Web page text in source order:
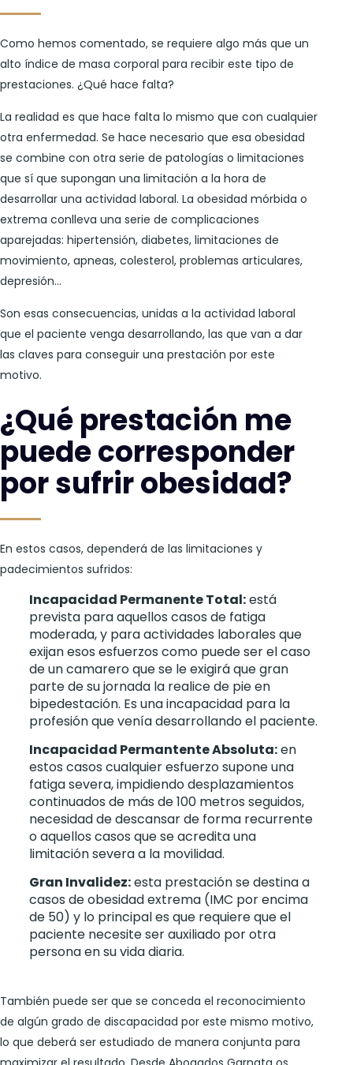
Como hemos comentado, se requiere algo más que un
alto índice de masa corporal para recibir este tipo de
prestaciones. ¿Qué hace falta?
La realidad es que hace falta lo mismo que con cualquier
otra enfermedad. Se hace necesario que esa obesidad
se combine con otra serie de patologías o limitaciones
que sí que supongan una limitación a la hora de
desarrollar una actividad laboral. La obesidad mórbida o
extrema conlleva una serie de complicaciones
aparejadas: hipertensión, diabetes, limitaciones de
movimiento, apneas, colesterol, problemas articulares,
depresión…
Son esas consecuencias, unidas a la actividad laboral
que el paciente venga desarrollando, las que van a dar
las claves para conseguir una prestación por este
motivo.
¿Qué prestación me
puede corresponder
por sufrir obesidad?
En estos casos, dependerá de las limitaciones y
padecimientos sufridos:
Incapacidad Permanente Total:está
prevista para aquellos casos de fatiga
moderada, y para actividades laborales que
exijan esos esfuerzos como puede ser el caso
de un camarero que se le exigirá que gran
parte de su jornada la realice de pie en
bipedestación. Es una incapacidad para la
profesión que venía desarrollando el paciente.
Incapacidad Permantente Absoluta:en
estos casos cualquier esfuerzo supone una
fatiga severa, impidiendo desplazamientos
continuados de más de 100 metros seguidos,
necesidad de descansar de forma recurrente
o aquellos casos que se acredita una
limitación severa a la movilidad.
Gran Invalidez:esta prestación se destina a
casos de obesidad extrema (IMC por encima
de 50) y lo principal es que requiere que el
paciente necesite ser auxiliado por otra
persona en su vida diaria.
También puede ser que se conceda el reconocimiento
de algún grado de discapacidad por este mismo motivo,
lo que deberá ser estudiado de manera conjunta para